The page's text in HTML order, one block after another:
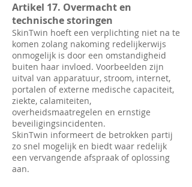
Artikel 17. Overmacht en
technische storingen
SkinTwin hoeft een verplichting niet na te
komen zolang nakoming redelijkerwijs
onmogelijk is door een omstandigheid
buiten haar invloed. Voorbeelden zijn
uitval van apparatuur, stroom, internet,
portalen of externe medische capaciteit,
ziekte, calamiteiten,
overheidsmaatregelen en ernstige
beveiligingsincidenten.
SkinTwin informeert de betrokken partij
zo snel mogelijk en biedt waar redelijk
een vervangende afspraak of oplossing
aan.